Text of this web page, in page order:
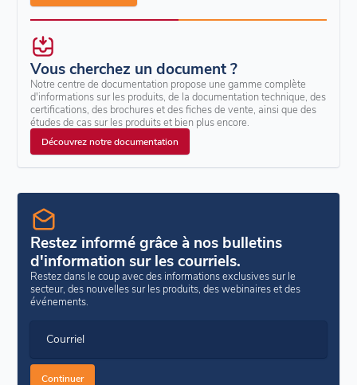
Vous cherchez un document ?
Notre centre de documentation propose une gamme complète
d'informations sur les produits, de la documentation technique, des
certifications, des brochures et des fiches de vente, ainsi que des
études de cas sur les produits et bien plus encore.
Découvrez notre documentation
Restez informé grâce à nos bulletins
d'information sur les courriels.
Restez dans le coup avec des informations exclusives sur le
secteur, des nouvelles sur les produits, des webinaires et des
événements.
Courriel
Continuer